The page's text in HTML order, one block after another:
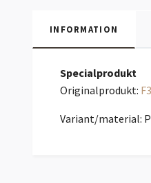
INFORMATION
Specialprodukt
Originalprodukt:
Variant/material: